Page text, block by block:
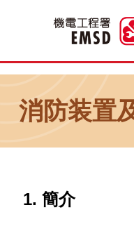
消防装置
簡介